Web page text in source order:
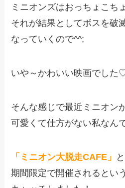
ミニオンズはおっちょこち
それが結果としてボスを破
なっていくので^^;
いや～かわいい映画でした
そんな感じで最近ミニオン
可愛くて仕方がない私なん
「ミニオン大脱走CAFE」
期間限定で開催されるとい